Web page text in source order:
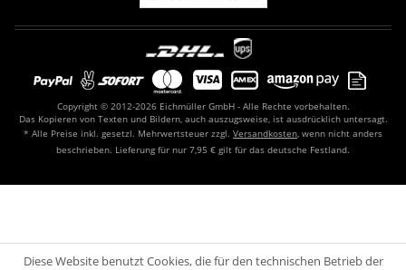
Copyright © 2012-2026 Eichmüller GmbH - Alle Rechte vorbehalten.
Das Kopieren von Texten und Bildern, auch auszugsweise, ist ausdrücklich untersagt.
* Alle Preise inkl. gesetzl. Mehrwertsteuer zzgl. Versandkosten, wenn nicht anders
beschrieben. Lieferung für nur 7,95 € gilt für das deutsche Festland.
Diese Website benutzt Cookies, die für den technischen Betrieb der